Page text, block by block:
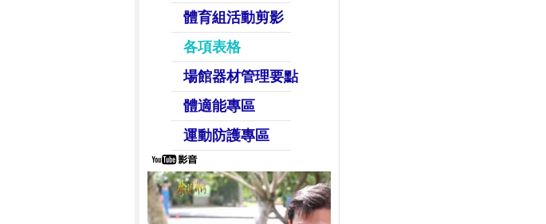
體育組活動剪影
各項表格
場館器材管理要點
體適能專區
運動防護專區